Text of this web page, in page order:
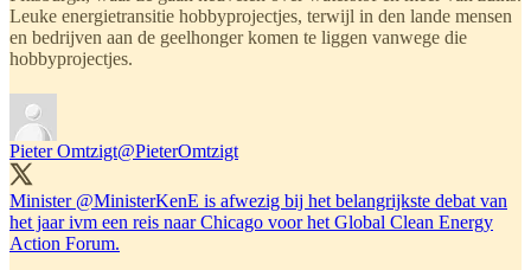
Leuke energietransitie hobbyprojectjes, terwijl in den lande mensen
en bedrijven aan de geelhonger komen te liggen vanwege die
hobbyprojectjes.
Pieter Omtzigt@PieterOmtzigt
Minister @MinisterKenE is afwezig bij het belangrijkste debat van
het jaar ivm een reis naar Chicago voor het Global Clean Energy
Action Forum.